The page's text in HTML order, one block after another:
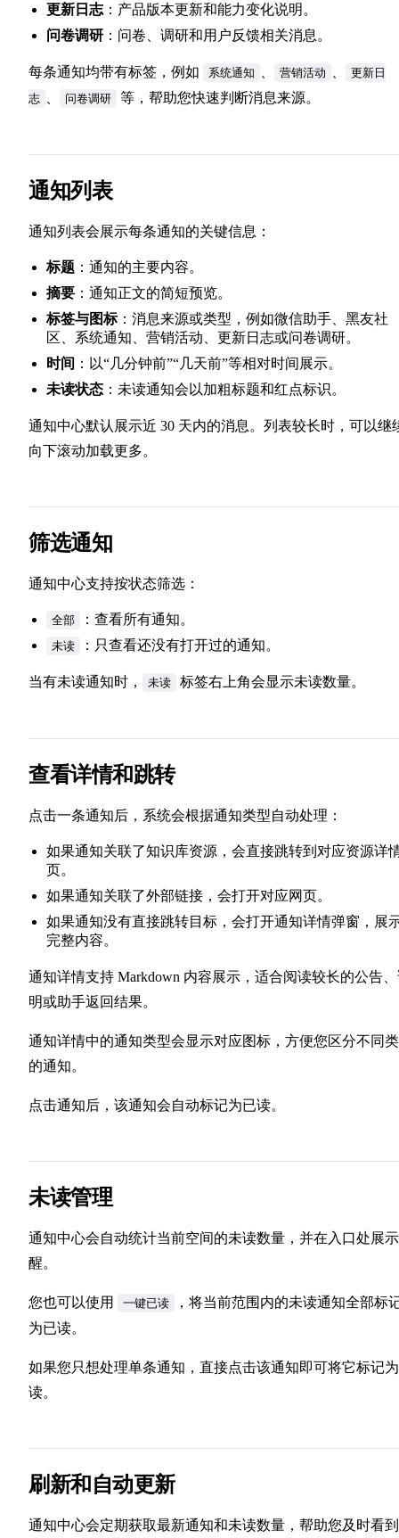
更新日志 ：产品版本更新和能力变化说明。
问卷调研 ：问卷、调研和用户反馈相关消息。
每条通知均带有标签，例如 系统通知 营销活动
更新日
志
问卷调研 等，帮助您快速判断消息来源。
通知列表
通知列表会展示每条通知的关键信息：
标题 ：通知的主要内容。
摘要 ：通知正文的简短预览。
标签与图标：消息来源或类型，例如微信助手、黑友社
区、系统通知、营销活动、更新日志或问卷调研。
时间 ：以“几分钟前”“几天前”等相对时间展示。
未读状态 ：未读通知会以加粗标题和红点标识。
通知中心默认展示近 30 天内的消息。列表较长时，可以继
向下滚动加载更多。
筛选通知
通知中心支持按状态筛选：
全部 ：查看所有通知。
未读 ：只查看还没有打开过的通知。
当有未读通知时， 未读 标签右上角会显示未读数量。
查看详情和跳转
点击一条通知后，系统会根据通知类型自动处理：
如果通知关联了知识库资源，会直接跳转到对应资源详
页。
如果通知关联了外部链接，会打开对应网页。
如果通知没有直接跳转目标，会打开通知详情弹窗，展
完整内容。
通知详情支持 Markdown 内容展示，适合阅读较长的公告
明或助手返回结果。
通知详情中的通知类型会显示对应图标，方便您区分不同
的通知。
点击通知后，该通知会自动标记为已读。
未读管理
通知中心会自动统计当前空间的未读数量，并在入口处展
醒。
您也可以使用 一键已读
，将当前范围内的未读通知全部标
为已读。
如果您只想处理单条通知，直接点击该通知即可将它标记
读。
刷新和自动更新
通知中心会定期获取最新通知和未读数量，帮助您及时看